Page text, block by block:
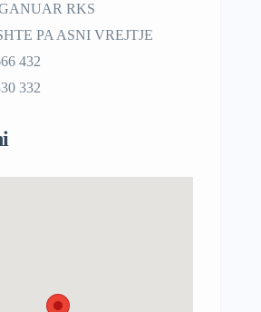
RKS
PA ASNI VREJTJE
432
332